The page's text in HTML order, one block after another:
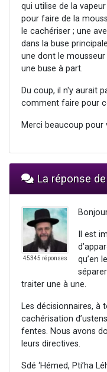
qui utilise de la
pour faire de la
le cachériser ; une
dans la buse
une dont le
une buse à part.
Du coup, il n'y aurait
comment faire pour
Merci beaucoup pour
La réponse de
45345 réponses
Il est
qu’en
traiter une à une.
Les décisionnaires, à
cachérisation
fentes. Nous avons
leurs directives.
Sdé ‘Hémed, Pti’ha